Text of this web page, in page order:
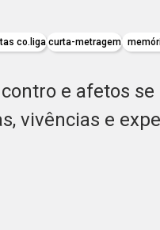
co.liga curta-metragem
e afetos
vivências e